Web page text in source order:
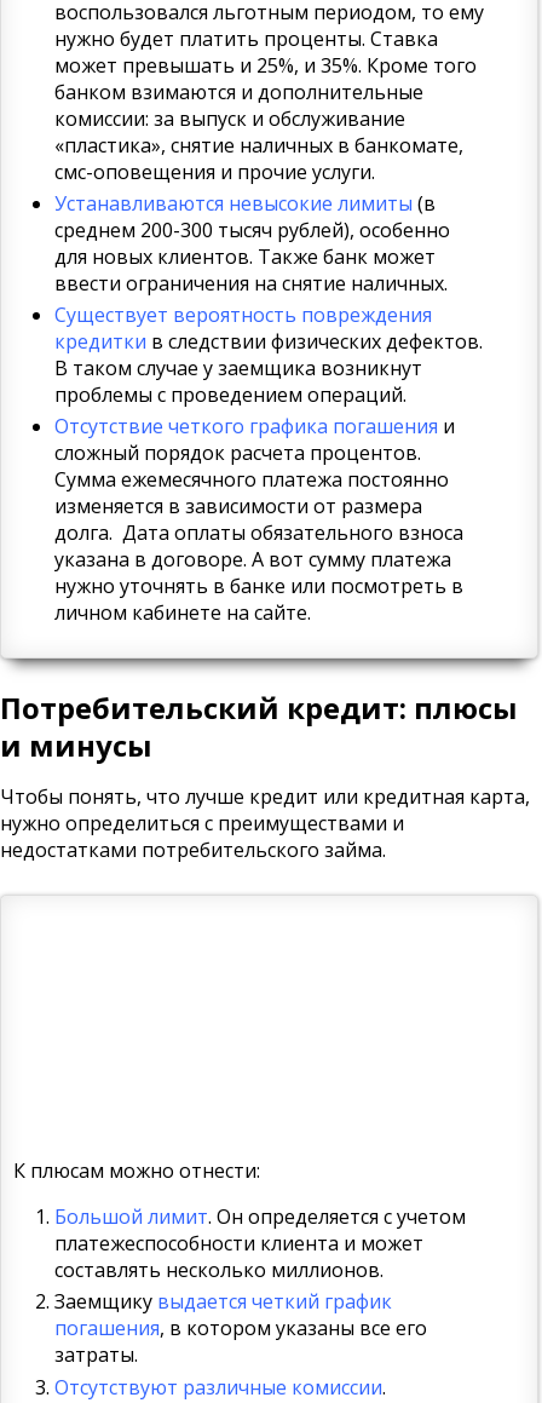
воспользовался льготным периодом, то ему
нужно будет платить проценты. Ставка
может превышать и 25%, и 35%. Кроме того
банком взимаются и дополнительные
комиссии: за выпуск и обслуживание
«пластика», снятие наличных в банкомате,
смс-оповещения и прочие услуги.
Устанавливаются невысокие лимиты (в
среднем 200-300 тысяч рублей), особенно
для новых клиентов. Также банк может
ввести ограничения на снятие наличных.
Существует вероятность повреждения
кредитки в следствии физических дефектов.
В таком случае у заемщика возникнут
проблемы с проведением операций.
Отсутствие четкого графика погашения и
сложный порядок расчета процентов.
Сумма ежемесячного платежа постоянно
изменяется в зависимости от размера
долга. Дата оплаты обязательного взноса
указана в договоре. А вот сумму платежа
нужно уточнять в банке или посмотреть в
личном кабинете на сайте.
Потребительский кредит: плюсы
и минусы
Чтобы понять, что лучше кредит или кредитная карта,
нужно определиться с преимуществами и
недостатками потребительского займа.
К плюсам можно отнести:
Большой лимит. Он определяется с учетом
платежеспособности клиента и может
составлять несколько миллионов.
Заемщику выдается четкий график
погашения, в котором указаны все его
затраты.
Отсутствуют различные комиссии.